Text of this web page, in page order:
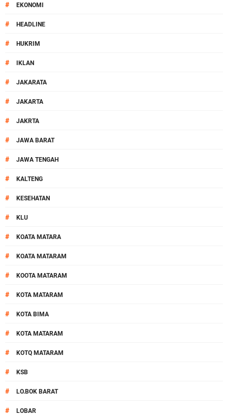
# EKONOMI
# HEADLINE
# HUKRIM
# IKLAN
# JAKARATA
# JAKARTA
# JAKRTA
# JAWA BARAT
# JAWA TENGAH
# KALTENG
# KESEHATAN
# KLU
# KOATA MATARA
# KOATA MATARAM
# KOOTA MATARAM
# KOTA MATARAM
# KOTA BIMA
# KOTA MATARAM
# KOTQ MATARAM
# KSB
# LO.BOK BARAT
# LOBAR